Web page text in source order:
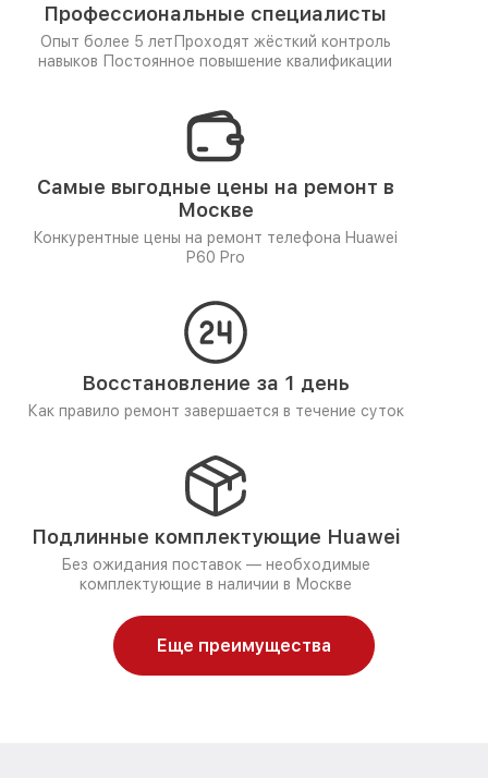
Профессиональные специалисты
Опыт более 5 лет Проходят жёсткий контроль
навыков Постоянное повышение квалификации
Самые выгодные цены на ремонт в
Москве
Конкурентные цены на ремонт телефона Huawei
P60 Pro
Восстановление за 1 день
Как правило ремонт завершается в течение суток
Подлинные комплектующие Huawei
Без ожидания поставок — необходимые
комплектующие в наличии в Москве
Еще преимущества